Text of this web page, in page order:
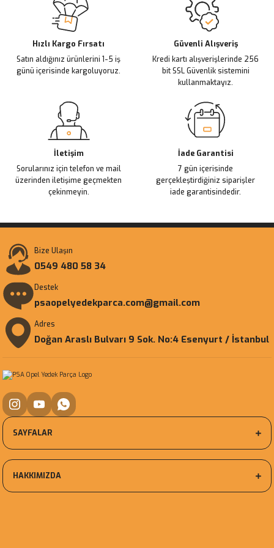
Ürün açıklamasında eksik bilgiler bulunuyor.
Ürün bilgilerinde hatalar bulunuyor.
Ürün fiyatı diğer sitelerden daha pahalı.
Bu ürüne benzer farklı alternatifler olmalı.
Hızlı Kargo Fırsatı
Satın aldığınız ürünlerini 1-5 iş
günü içerisinde kargoluyoruz.
Güvenli Alışveriş
Kredi kartı alışverişlerinde 256
bit SSL Güvenlik sistemini
kullanmaktayız.
İletişim
Sorularınız için telefon ve mail
üzerinden iletişime geçmekten
çekinmeyin.
İade Garantisi
7 gün içerisinde
gerçekleştirdiğiniz siparişler
iade garantisindedir.
Bize Ulaşın
0549 480 58 34
Destek
psaopelyedekparca.com@gmail.com
Adres
Doğan Araslı Bulvarı 9 Sok. No:4 Esenyurt / İstanbul
SAYFALAR
HAKKIMIZDA